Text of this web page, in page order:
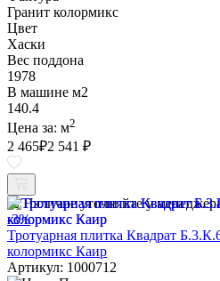
Гранит колормикс
Цвет
Хаски
Вес поддона
1978
В машине м2
140.4
Цена за: м2
2 465₽2 541 ₽
Наличие уточняйте у
-3%
Тротуарная плитка Квадрат
колормикс Каир
Артикул: 1000712